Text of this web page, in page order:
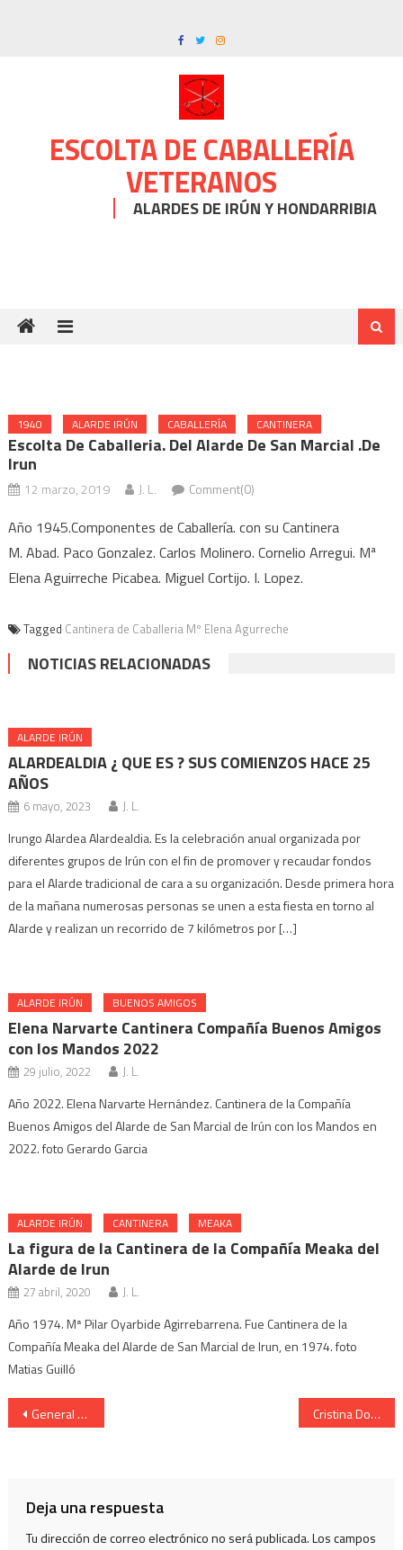
ESCOLTA DE CABALLERÍA
VETERANOS
ALARDES DE IRÚN Y HONDARRIBIA
1940 ALARDE IRÚN CABALLERÍA CANTINERA
Escolta De Caballeria. Del Alarde De San Marcial .de
Irun
12 marzo, 2019 J. L. Comment(0)
Año 1945.Componentes de Caballería. con su Cantinera
M. Abad. Paco Gonzalez. Carlos Molinero. Cornelio Arregui. Mª
Elena Aguirreche Picabea. Miguel Cortijo. I. Lopez.
Tagged Cantinera de Caballeria Mº Elena Agurreche
NOTICIAS RELACIONADAS
ALARDE IRÚN
ALARDEALDIA ¿ QUE ES ? SUS COMIENZOS HACE 25
AÑOS
6 mayo, 2023 J. L.
Irungo Alardea Alardealdia. Es la celebración anual organizada por
diferentes grupos de Irún con el fin de promover y recaudar fondos
para el Alarde tradicional de cara a su organización. Desde primera hora
de la mañana numerosas personas se unen a esta fiesta en torno al
Alarde y realizan un recorrido de 7 kilómetros por […]
ALARDE IRÚN BUENOS AMIGOS
Elena Narvarte Cantinera Compañía Buenos Amigos
con los Mandos 2022
29 julio, 2022 J. L.
Año 2022. Elena Narvarte Hernández. Cantinera de la Compañía
Buenos Amigos del Alarde de San Marcial de Irún con los Mandos en
2022. foto Gerardo Garcia
ALARDE IRÚN CANTINERA MEAKA
La figura de la Cantinera de la Compañía Meaka del
Alarde de Irun
27 abril, 2020 J. L.
Año 1974. Mª Pilar Oyarbide Agirrebarrena. Fue Cantinera de la
Compañía Meaka del Alarde de San Marcial de Irun, en 1974. foto
Matias Guilló
Navegación
General del Alarde.de San Marcial. de Irun junto a su caballo Cristina Domínguez Cantinera de Buenos Amigos en el monte 2003
Deja una respuesta
Tu dirección de correo electrónico no será publicada.Los campos